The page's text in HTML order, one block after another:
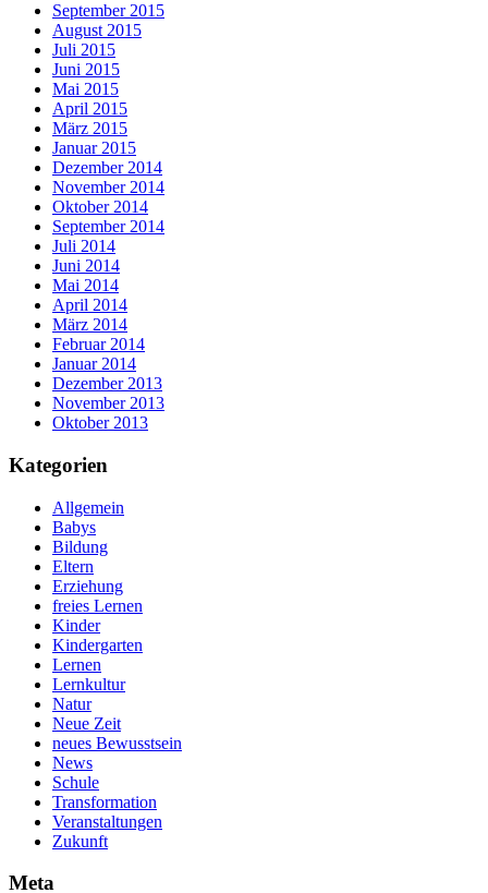
September 2015
August 2015
Juli 2015
Juni 2015
Mai 2015
April 2015
März 2015
Januar 2015
Dezember 2014
November 2014
Oktober 2014
September 2014
Juli 2014
Juni 2014
Mai 2014
April 2014
März 2014
Februar 2014
Januar 2014
Dezember 2013
November 2013
Oktober 2013
Kategorien
Allgemein
Babys
Bildung
Eltern
Erziehung
freies Lernen
Kinder
Kindergarten
Lernen
Lernkultur
Natur
Neue Zeit
neues Bewusstsein
News
Schule
Transformation
Veranstaltungen
Zukunft
Meta